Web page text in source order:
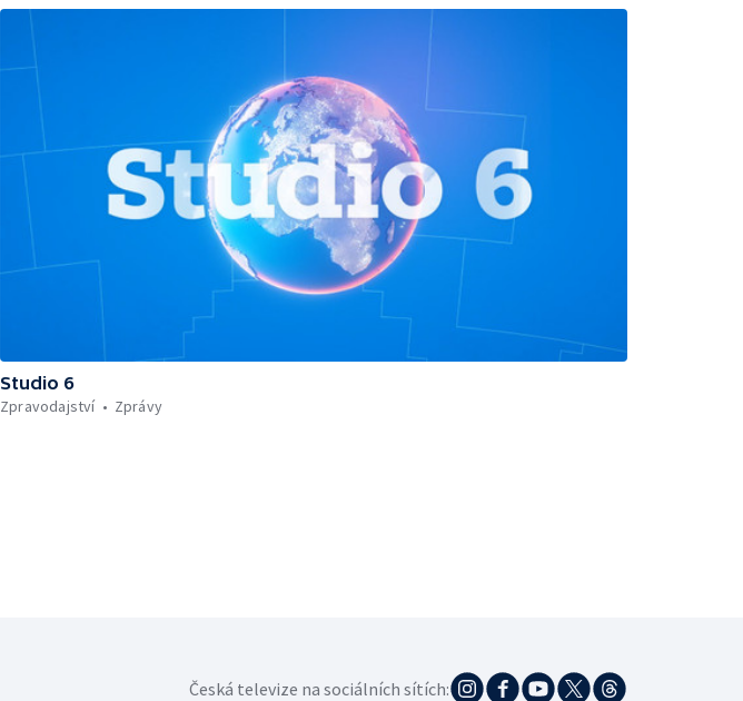
Studio 6
Zpravodajství
Zprávy
Česká televize na sociálních sítích: